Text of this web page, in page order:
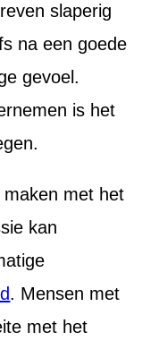
slaperig
na een goede
gevoel.
is het
met het
kan
. Mensen met
met het